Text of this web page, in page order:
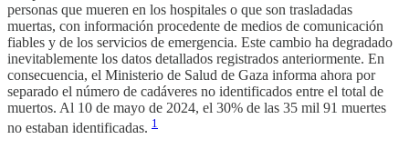
personas que mueren en los hospitales o que son trasladadas
muertas, con información procedente de medios de comunicación
fiables y de los servicios de emergencia. Este cambio ha degradado
inevitablemente los datos detallados registrados anteriormente. En
consecuencia, el Ministerio de Salud de Gaza informa ahora por
separado el número de cadáveres no identificados entre el total de
muertos. Al 10 de mayo de 2024, el 30% de las 35 mil 91 muertes
no estaban identificadas. 1